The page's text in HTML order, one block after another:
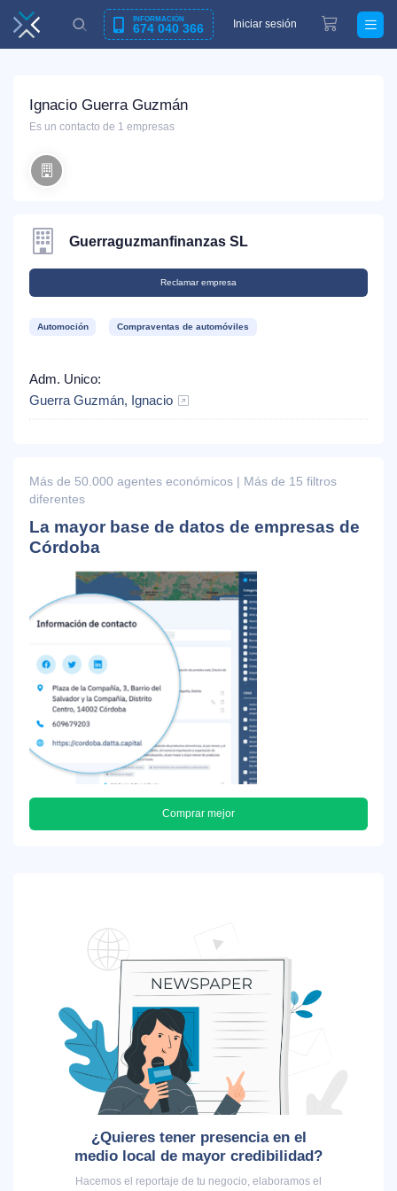
INFORMACIÓN
674 040 366 Iniciar sesión
Ignacio Guerra Guzmán
Es un contacto de 1 empresas
Guerraguzmanfinanzas SL
Reclamar empresa
Automoción Compraventas de automóviles
Adm. Unico:
Guerra Guzmán, Ignacio
Más de 50.000 agentes económicos | Más de 15 filtros
diferentes
La mayor base de datos de empresas de
Córdoba
Comprar mejor
¿Quieres tener presencia en el
medio local de mayor credibilidad?
Hacemos el reportaje de tu negocio, elaboramos el